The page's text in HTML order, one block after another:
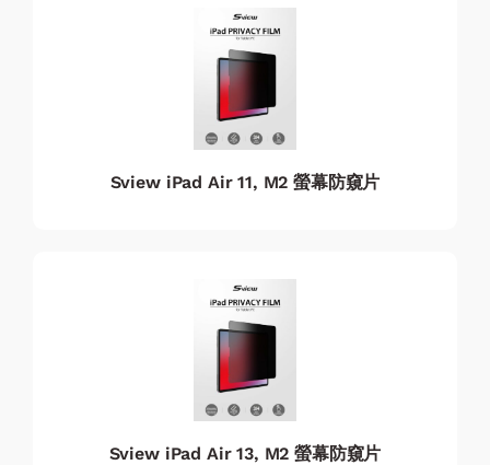
Sview iPad Air 11, M2 螢幕防窺片
Sview iPad Air 13, M2 螢幕防窺片